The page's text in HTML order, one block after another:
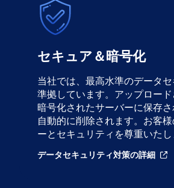
セキュア＆暗号化
当社では、最高水準のデータ
準拠しています。アップロー
暗号化されたサーバーに保存
自動的に削除されます。お客
ーとセキュリティを尊重いたし
データセキュリティ対策の詳細
Arrow up right from square